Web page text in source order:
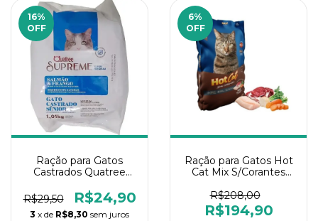
16%
OFF
Ração para Gatos
Castrados Quatree
Salmão e Frango 1Kg
R$29,50 R$24,90
3 x de R$8,30 sem juros
6%
OFF
Ração para Gatos Hot
Cat Mix S/Corantes
R$208,00
R$194,90